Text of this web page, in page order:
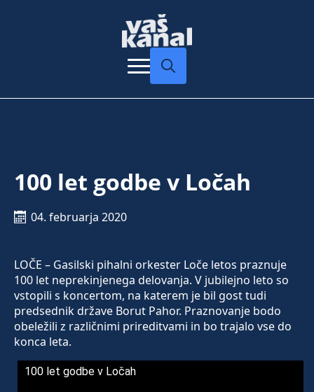
100 let godbe v Ločah
04. februarja 2020
LOČE – Gasilski pihalni orkester Loče letos praznuje
100 let neprekinjenega delovanja. V jubilejno leto so
vstopili s koncertom, na katerem je bil gost tudi
predsednik države Borut Pahor. Praznovanje bodo
obeležili z različnimi prireditvami in bo trajalo vse do
konca leta.
100 let godbe v Ločah